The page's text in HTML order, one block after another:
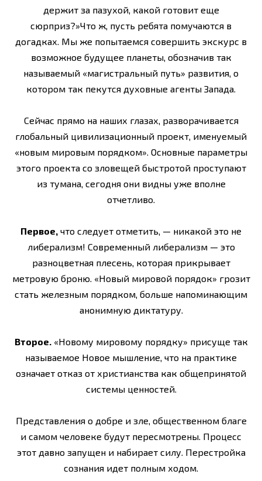
держит за пазухой, какой готовит еще
сюрприз?»Что ж, пусть ребята помучаются в
догадках. Мы же попытаемся совершить экскурс в
возможное будущее планеты, обозначив так
называемый «магистральный путь» развития, о
котором так пекутся духовные агенты Запада.
Сейчас прямо на наших глазах, разворачивается
глобальный цивилизационный проект, име­нуемый
«новым мировым порядком». Основные параметры
этого проекта со зловещей быстротой проступают
из тумана, сегодня они видны уже вполне
отчетливо.
Первое, что следует отметить, — никакой это не
либерализм! Современный либерализм — это
разноцветная плесень, которая прикрывает
метровую броню. «Новый мировой порядок» грозит
стать железным порядком, больше напоминающим
анонимную диктатуру.
Второе.«Новому мировому порядку» присуще так
называемое Новое мышление, что на практике
означает отказ от христианства как общепринятой
системы ценностей.
Представления о добре и зле, общественном благе
и самом человеке будут пересмотрены. Процесс
этот давно запущен и набирает силу. Перестройка
сознания идет полным ходом.